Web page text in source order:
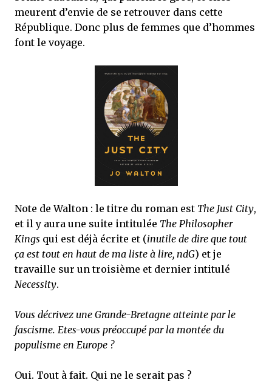
meurent d’envie de se retrouver dans cette
République. Donc plus de femmes que d’hommes
font le voyage.
Note de Walton : le titre du roman est The Just City,
et il y aura une suite intitulée The Philosopher
Kings qui est déjà écrite et (inutile de dire que tout
ça est tout en haut de ma liste à lire, ndG) et je
travaille sur un troisième et dernier intitulé
Necessity.
Vous décrivez une Grande-Bretagne atteinte par le
fascisme. Etes-vous préoccupé par la montée du
populisme en Europe ?
Oui. Tout à fait. Qui ne le serait pas ?